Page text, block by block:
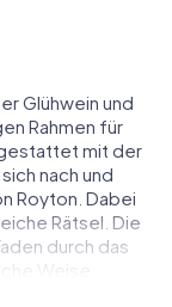
Glühwein und
Rahmen für
mit der
nach und
Royton. Dabei
Rätsel. Die
durch das
Weise
um das